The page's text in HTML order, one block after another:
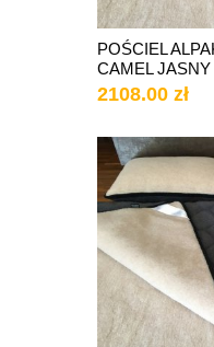
POŚCIEL
CAMEL
2108.00 zł